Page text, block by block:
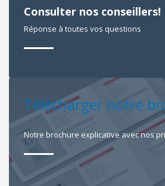
Consulter nos conseillers!
Réponse à toutes vos questions
Télécharger notre
Notre brochure explicative avec nos